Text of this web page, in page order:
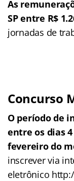
As
SP entre R$
jornadas de
Concurso
O período de
entre os dias
fevereiro do
inscrever via
eletrônico